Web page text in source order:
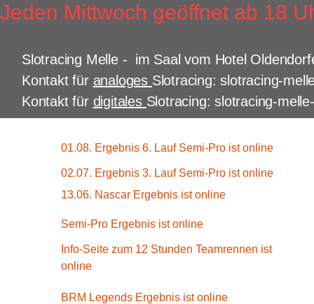
Jeden Mittwoch geöffnet ab 18
Slotracing Melle - im Saal vom Hotel
Kontakt für analoges Slotracing: slotracing-
Kontakt für digitales Slotracing: slotracing-
01.08. Ergebnis 6. Lauf Semi-Pro ist online
02.07. Ergebnis 3. Lauf Semi-Pro ist online
13.06. Nascar Ergebnis ist online
Semi-Pro Ergebnis ist online
Info-Seite zum 12 Stunden Teamrennen ist
online
BRM Legends Ergebnis ist online